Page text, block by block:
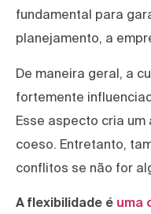
fundamental para
planejamento, a
De maneira geral, a
fortemente
Esse aspecto cria
coeso. Entretanto,
conflitos se não for
A flexibilidade é uma